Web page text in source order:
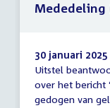
Mededeling
(uitstel
antwoord)
30 januari 2025
Uitstel
over het bericht
gedogen van